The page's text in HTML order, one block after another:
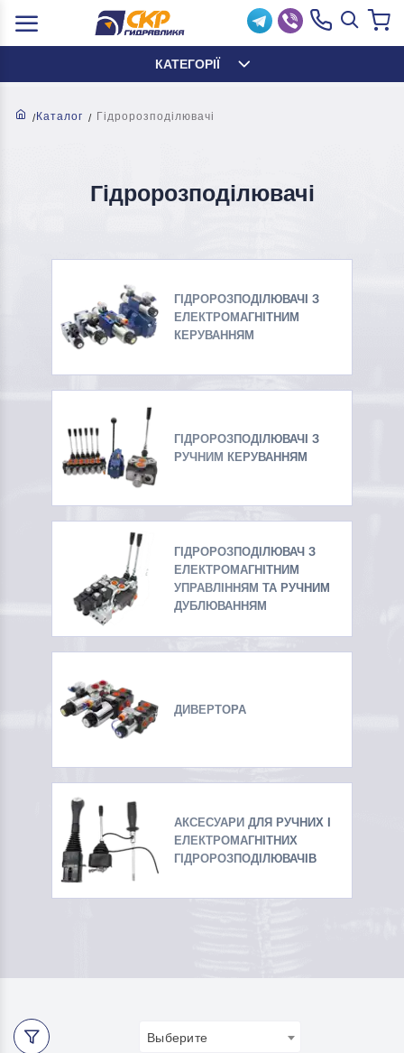
КАТЕГОРІЇ
Каталог Гідророзподілювачі
Гідророзподілювачі
ГІДРОРОЗПОДІЛЮВАЧІ З
ЕЛЕКТРОМАГНІТНИМ
КЕРУВАННЯМ
ГІДРОРОЗПОДІЛЮВАЧІ З
РУЧНИМ КЕРУВАННЯМ
ГІДРОРОЗПОДІЛЮВАЧ З
ЕЛЕКТРОМАГНІТНИМ
УПРАВЛІННЯМ ТА РУЧНИМ
ДУБЛЮВАННЯМ
ДИВЕРТОРА
АКСЕСУАРИ ДЛЯ РУЧНИХ І
ЕЛЕКТРОМАГНІТНИХ
ГІДРОРОЗПОДІЛЮВАЧІВ
Выберите